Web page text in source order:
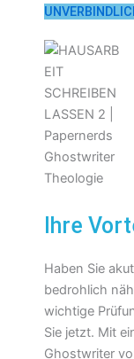
Ihre
Haben Sie
bedrohlich
wichtige
Sie jetzt. Mit
Ghostwriter